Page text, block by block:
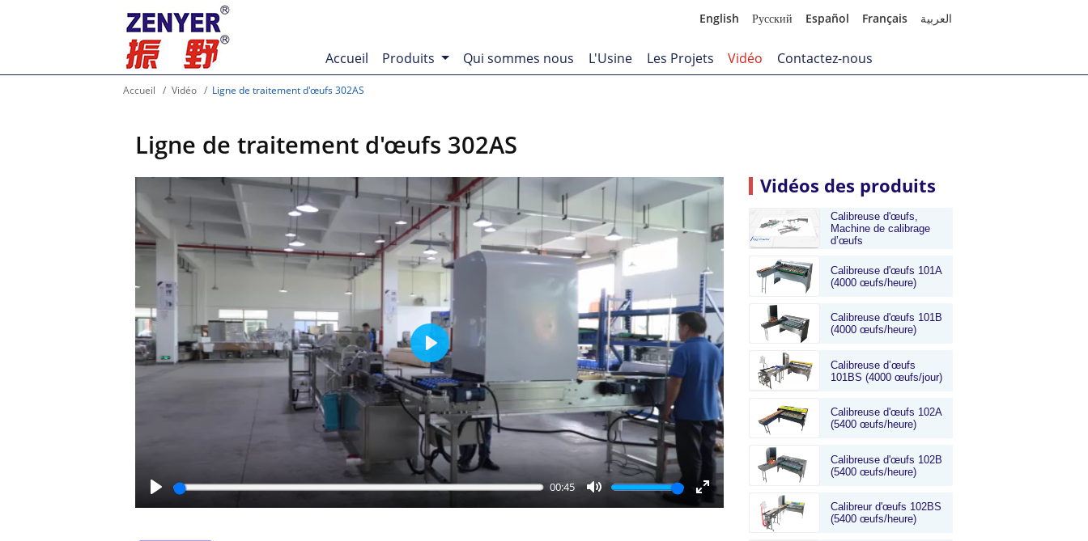
English Русский Español Français العربية
Accueil Produits Qui sommes nous L'Usine Les Projets Vidéo Contactez-nous
Accueil Vidéo Ligne de traitement d'œufs 302AS
Ligne de traitement d'œufs 302AS
00:45
Enter
Play
Vidéos des produits
Calibreuse d'œufs,
Machine de calibrage
d’œufs
Calibreuse d'œufs 101A
(4000 œufs/heure)
Calibreuse d'œufs 101B
(4000 œufs/heure)
Calibreuse d’œufs
101BS (4000 œufs/jour)
Calibreuse d'œufs 102A
(5400 œufs/heure)
Calibreuse d'œufs 102B
(5400 œufs/heure)
Calibreur d'œufs 102BS
(5400 œufs/heure)